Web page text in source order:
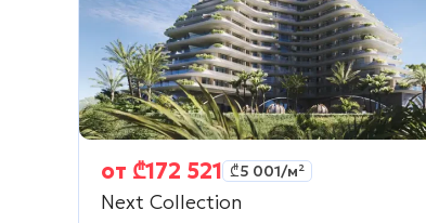
от ₾172 521 ₾5 001/м²
Next Collection